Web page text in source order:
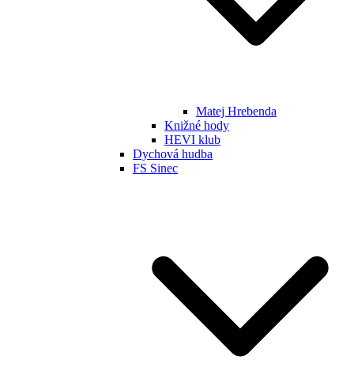
Matej Hrebenda
Knižné hody
HEVI klub
Dychová hudba
FS Sinec